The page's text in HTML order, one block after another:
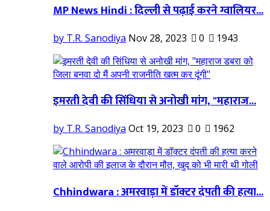
MP News Hindi : दिल्ली से पढ़ाई करने ग्वालियर...
by T.R. Sanodiya Nov 28, 2023 0 1943
इमरती देवी की सिंधिया से अनोखी मांग, "महाराज...
by T.R. Sanodiya Oct 19, 2023 0 1962
Chhindwara : अमरवाड़ा में डॉक्टर दंपती की हत्या...